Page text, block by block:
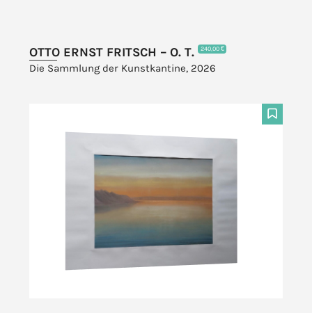
OTTO ERNST FRITSCH – O. T. 240,00 €
Die Sammlung der Kunstkantine, 2026
F